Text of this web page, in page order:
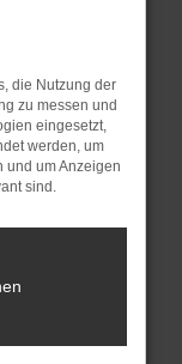
privaten
und dein
Stand
ein
auch dazu
die Nutzung der
zu messen und
eingesetzt,
werden, um
und um Anzeigen
sind.